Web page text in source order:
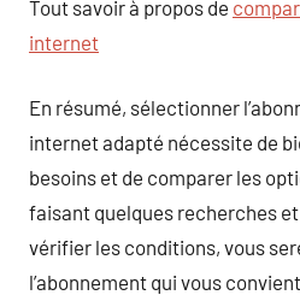
Tout savoir à propos de
internet
En résumé, sélectionner
internet adapté nécessite de
besoins et de comparer les
faisant quelques recherches
vérifier les conditions, vous
l’abonnement qui vous